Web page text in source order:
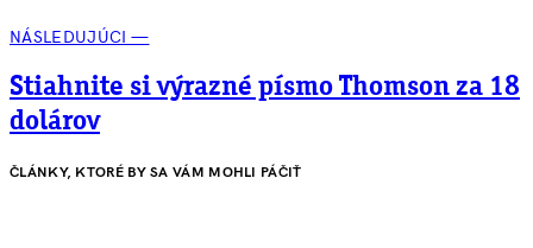
NÁSLEDUJÚCI —
Stiahnite si výrazné písmo Thomson za 18
dolárov
ČLÁNKY, KTORÉ BY SA VÁM MOHLI PÁČIŤ